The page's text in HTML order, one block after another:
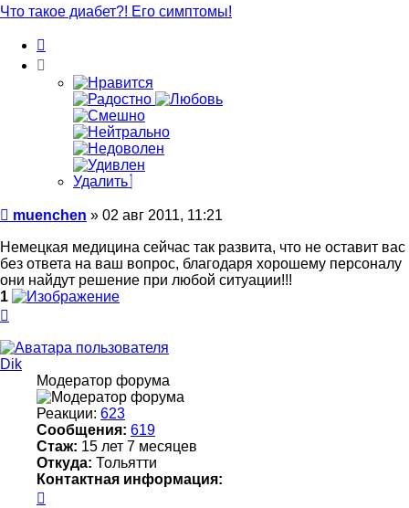
muenchen
Что такое диабет?! Его симптомы!
Удалить
Сообщение
muenchen » 02 авг 2011, 11:21
Немецкая медицина сейчас так развита, что не оставит вас
без ответа на ваш вопрос, благодаря хорошему персоналу
они найдут решение при любой ситуации!!!
1
началу
Dik
Модератор форума
Реакции: 623
Сообщения: 619
Стаж: 15 лет 7 месяцев
Откуда: Тольятти
Контактная информация: